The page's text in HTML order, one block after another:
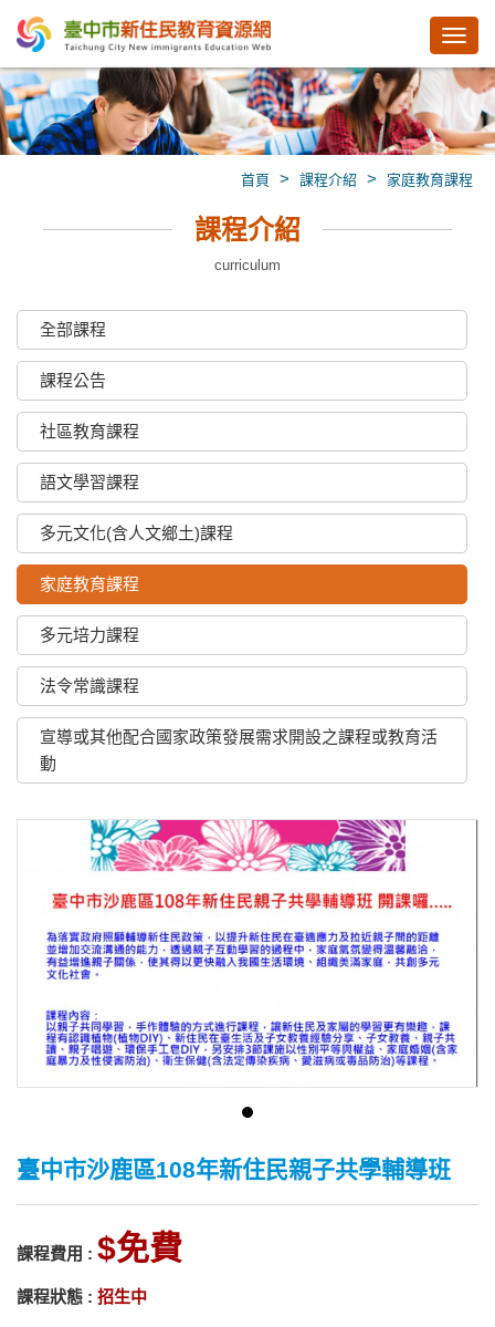
首頁 > 課程介紹 > 家庭教育課程
課程介紹
curriculum
全部課程
課程公告
社區教育課程
語文學習課程
多元文化(含人文鄉土)課程
家庭教育課程
多元培力課程
法令常識課程
宣導或其他配合國家政策發展需求開設之課程或教育活
動
臺中市沙鹿區108年新住民親子共學輔導班
課程費用 : 免費
課程狀態 : 招生中